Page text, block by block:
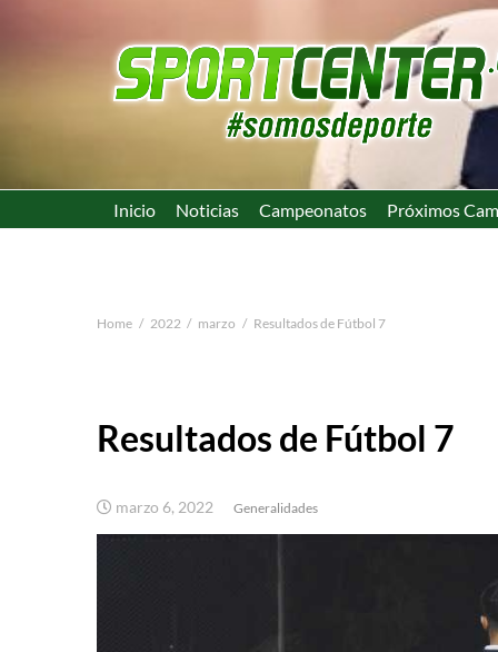
Inicio Noticias Campeonatos Próximos
Home 2022 marzo Resultados de Fútbol 7
Resultados de Fútbol 7
marzo 6, 2022 Generalidades